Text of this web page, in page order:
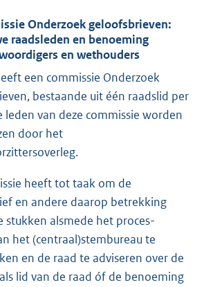
Onderzoek geloofsbrieven:
raadsleden en benoeming
en wethouders
een commissie Onderzoek
bestaande uit één raadslid per
leden van deze commissie worden
door het
heeft tot taak om de
en andere daarop betrekking
stukken alsmede het proces-
het (centraal)stembureau te
en de raad te adviseren over de
lid van de raad óf de benoeming